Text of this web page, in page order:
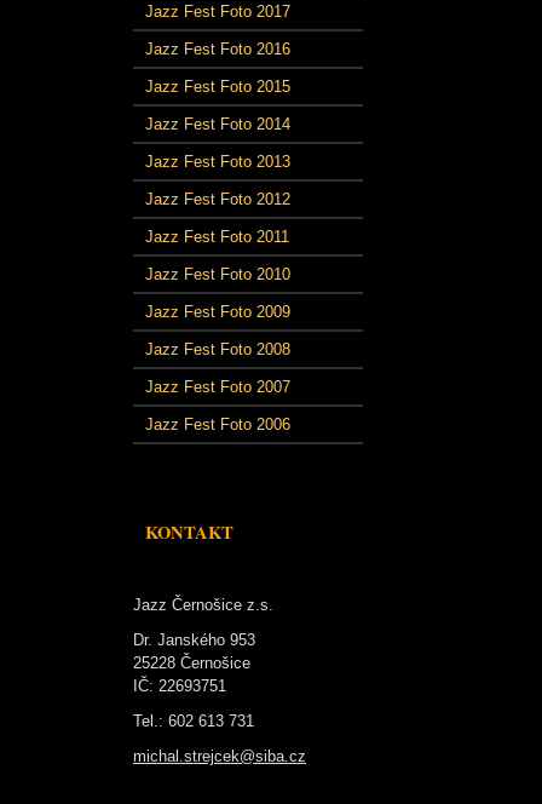
Jazz Fest Foto 2017
Jazz Fest Foto 2016
Jazz Fest Foto 2015
Jazz Fest Foto 2014
Jazz Fest Foto 2013
Jazz Fest Foto 2012
Jazz Fest Foto 2011
Jazz Fest Foto 2010
Jazz Fest Foto 2009
Jazz Fest Foto 2008
Jazz Fest Foto 2007
Jazz Fest Foto 2006
KONTAKT
Jazz Černošice z.s.
Dr. Janského 953
25228 Černošice
IČ: 22693751
Tel.: 602 613 731
michal.strejcek@siba.cz